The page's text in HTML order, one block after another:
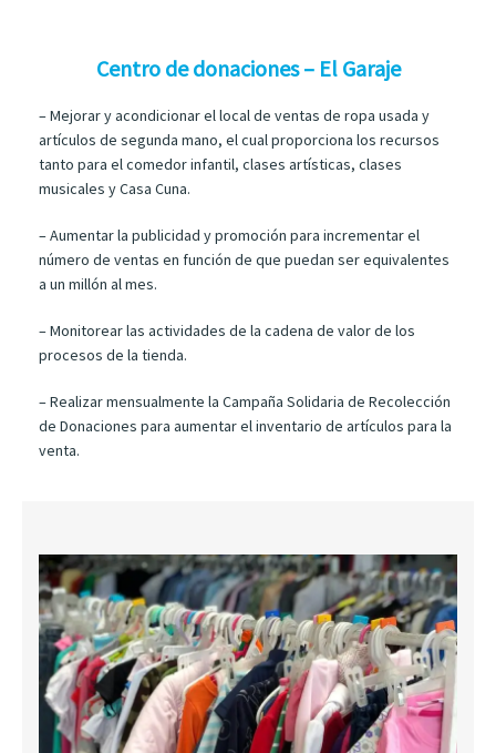
Centro de donaciones – El Garaje
– Mejorar y acondicionar el local de ventas de ropa usada y
artículos de segunda mano, el cual proporciona los recursos
tanto para el comedor infantil, clases artísticas, clases
musicales y Casa Cuna.
– Aumentar la publicidad y promoción para incrementar el
número de ventas en función de que puedan ser equivalentes
a un millón al mes.
– Monitorear las actividades de la cadena de valor de los
procesos de la tienda.
– Realizar mensualmente la Campaña Solidaria de Recolección
de Donaciones para aumentar el inventario de artículos para la
venta.